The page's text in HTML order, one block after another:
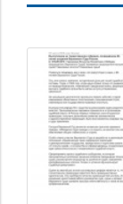
Медведев
Дмитрий
(р.
1965)